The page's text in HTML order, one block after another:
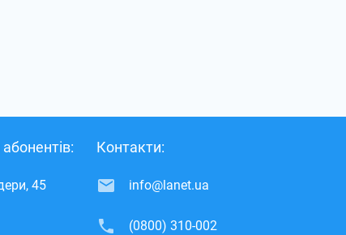
45
Контакти:
info@lanet.ua
(0800) 310-002